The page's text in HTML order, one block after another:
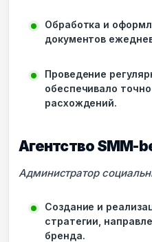
Обработка и
документов
Проведение
обеспечивало
расхождений.
Агентство SMM-
Администратор
Создание и
стратегии,
бренда.